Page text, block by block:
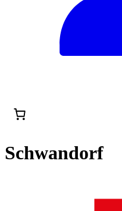
Schwandorf